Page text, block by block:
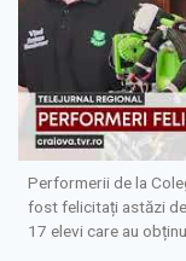
Performerii de la
fost felicitați astăzi
17 elevi care au